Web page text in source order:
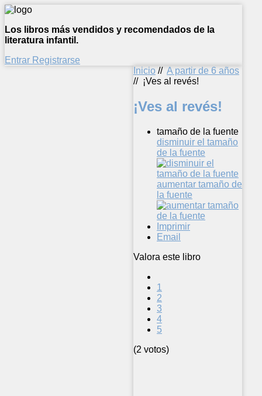
Los libros más vendidos y recomendados de la
literatura infantil.
Entrar Registrarse
Inicio // A partir de 6 años
// ¡Ves al revés!
¡Ves al revés!
tamaño de la fuente
disminuir el tamaño
de la fuente
aumentar tamaño de
la fuente
Imprimir
Email
Valora este libro
1
2
3
4
5
(2 votos)